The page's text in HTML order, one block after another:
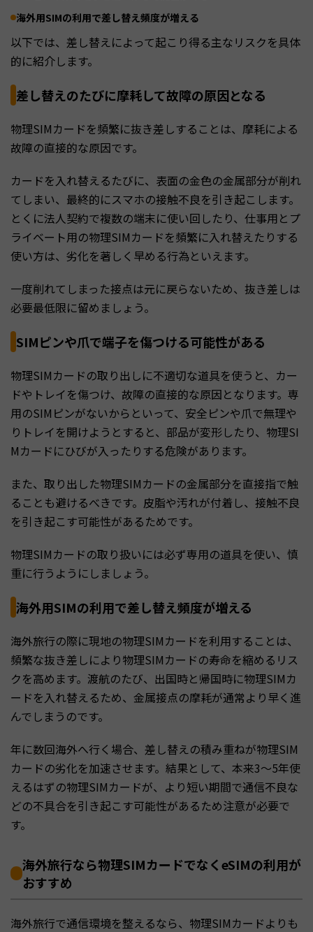
海外用SIMの利用で差し替え頻度が増える
以下では、差し替えによって起こり得る主なリスクを具体
的に紹介します。
差し替えのたびに摩耗して故障の原因となる
物理SIMカードを頻繁に抜き差しすることは、摩耗による
故障の直接的な原因です。
カードを入れ替えるたびに、表面の金色の金属部分が削れ
てしまい、最終的にスマホの接触不良を引き起こします。
とくに法人契約で複数の端末に使い回したり、仕事用とプ
ライベート用の物理SIMカードを頻繁に入れ替えたりする
使い方は、劣化を著しく早める行為といえます。
一度削れてしまった接点は元に戻らないため、抜き差しは
必要最低限に留めましょう。
SIMピンや爪で端子を傷つける可能性がある
物理SIMカードの取り出しに不適切な道具を使うと、カー
ドやトレイを傷つけ、故障の直接的な原因となります。専
用のSIMピンがないからといって、安全ピンや爪で無理や
りトレイを開けようとすると、部品が変形したり、物理SI
Mカードにひびが入ったりする危険があります。
また、取り出した物理SIMカードの金属部分を直接指で触
ることも避けるべきです。皮脂や汚れが付着し、接触不良
を引き起こす可能性があるためです。
物理SIMカードの取り扱いには必ず専用の道具を使い、慎
重に行うようにしましょう。
海外用SIMの利用で差し替え頻度が増える
海外旅行の際に現地の物理SIMカードを利用することは、
頻繁な抜き差しにより物理SIMカードの寿命を縮めるリス
クを高めます。渡航のたび、出国時と帰国時に物理SIMカ
ードを入れ替えるため、金属接点の摩耗が通常より早く進
んでしまうのです。
年に数回海外へ行く場合、差し替えの積み重ねが物理SIM
カードの劣化を加速させます。結果として、本来3〜5年使
えるはずの物理SIMカードが、より短い期間で通信不良な
どの不具合を引き起こす可能性があるため注意が必要で
す。
海外旅行なら物理SIMカードでなくeSIMの利用が
おすすめ
海外旅行で通信環境を整えるなら、物理SIMカードよりも